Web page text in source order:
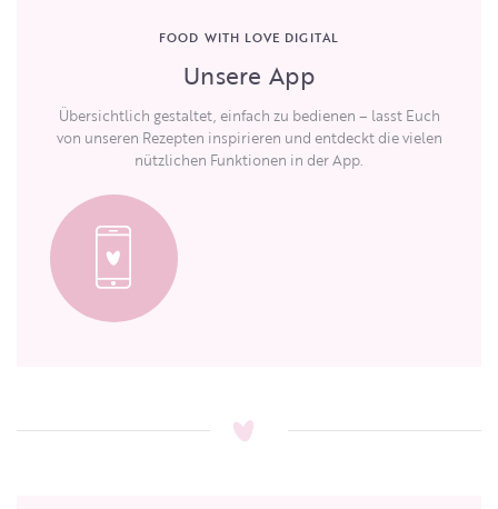
FOOD WITH LOVE DIGITAL
Unsere App
Übersichtlich gestaltet, einfach zu bedienen – lasst Euch
von unseren Rezepten inspirieren und entdeckt die vielen
nützlichen Funktionen in der App.